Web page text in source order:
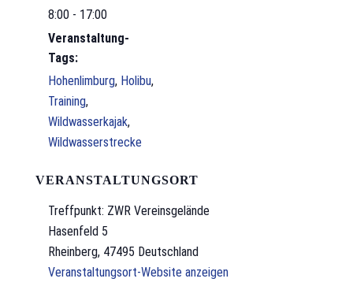
8:00 - 17:00
Veranstaltung-
Tags:
Hohenlimburg, Holibu,
Training,
Wildwasserkajak,
Wildwasserstrecke
VERANSTALTUNGSORT
Treffpunkt: ZWR Vereinsgelände
Hasenfeld 5
Rheinberg, 47495 Deutschland
Veranstaltungsort-Website anzeigen